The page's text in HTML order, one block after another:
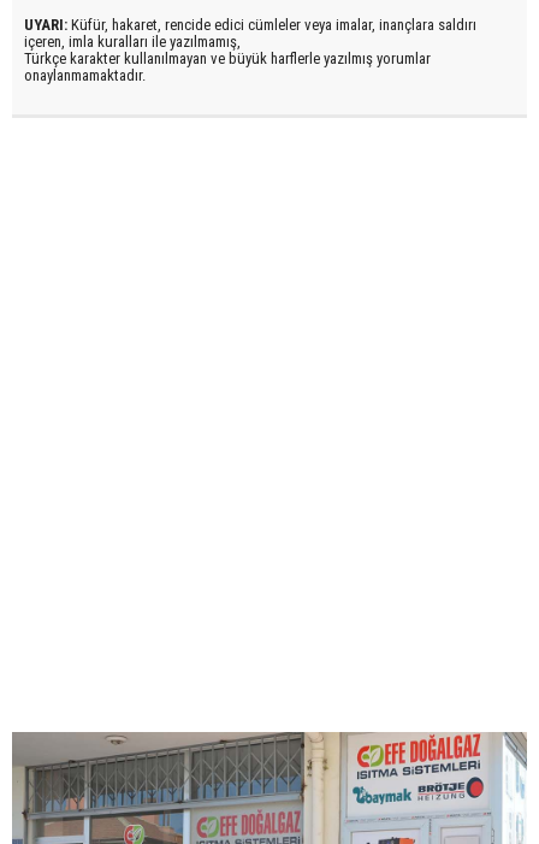
UYARI: Küfür, hakaret, rencide edici cümleler veya imalar, inançlara saldırı
içeren, imla kuralları ile yazılmamış,
Türkçe karakter kullanılmayan ve büyük harflerle yazılmış yorumlar
onaylanmamaktadır.